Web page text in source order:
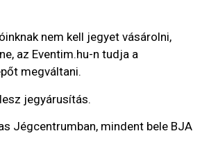
nem kell jegyet vásárolni,
az Eventim.hu-n tudja a
megváltani.
jegyárusítás.
Jégcentrumban, mindent bele BJA